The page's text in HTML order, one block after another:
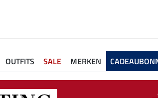
OUTFITS SALE MERKEN